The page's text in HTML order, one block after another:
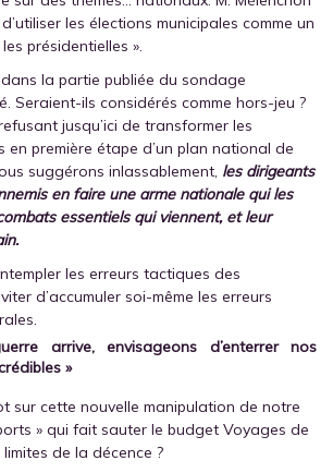
les élections municipales comme un
présidentielles ».
dans la partie publiée du sondage
Seraient-ils considérés comme hors-jeu ?
jusqu’ici de transformer les
en première étape d’un plan national de
suggérons inlassablement, les dirigeants
en faire une arme nationale qui les
essentiels qui viennent, et leur
les erreurs tactiques des
d’accumuler soi-même les erreurs
arrive, envisageons d’enterrer nos
»
sur cette nouvelle manipulation de notre
» qui fait sauter le budget Voyages de
de la décence ?